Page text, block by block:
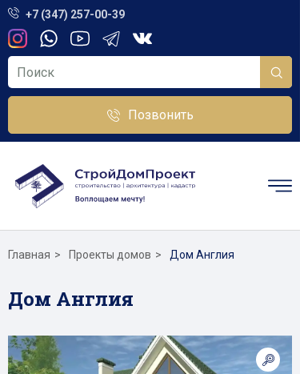
+7 (347) 257-00-39
Позвонить
Главная Проекты домов Дом Англия
Дом Англия